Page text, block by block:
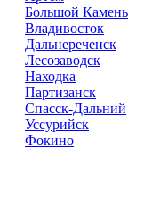
Большой Камень
Владивосток
Дальнереченск
Лесозаводск
Находка
Партизанск
Спасск-Дальний
Уссурийск
Фокино